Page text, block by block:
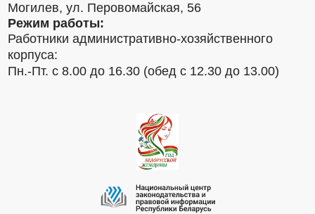
Могилев, ул. Перовомайская, 56
Режим работы:
Работники административно-хозяйственного
корпуса:
Пн.-Пт. с 8.00 до 16.30 (обед с 12.30 до 13.00)